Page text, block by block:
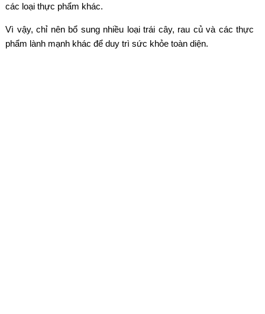
các loại thực phẩm khác.
Vì vậy, chỉ nên bổ sung nhiều loại trái cây, rau củ và các thực
phẩm lành mạnh khác để duy trì sức khỏe toàn diện.